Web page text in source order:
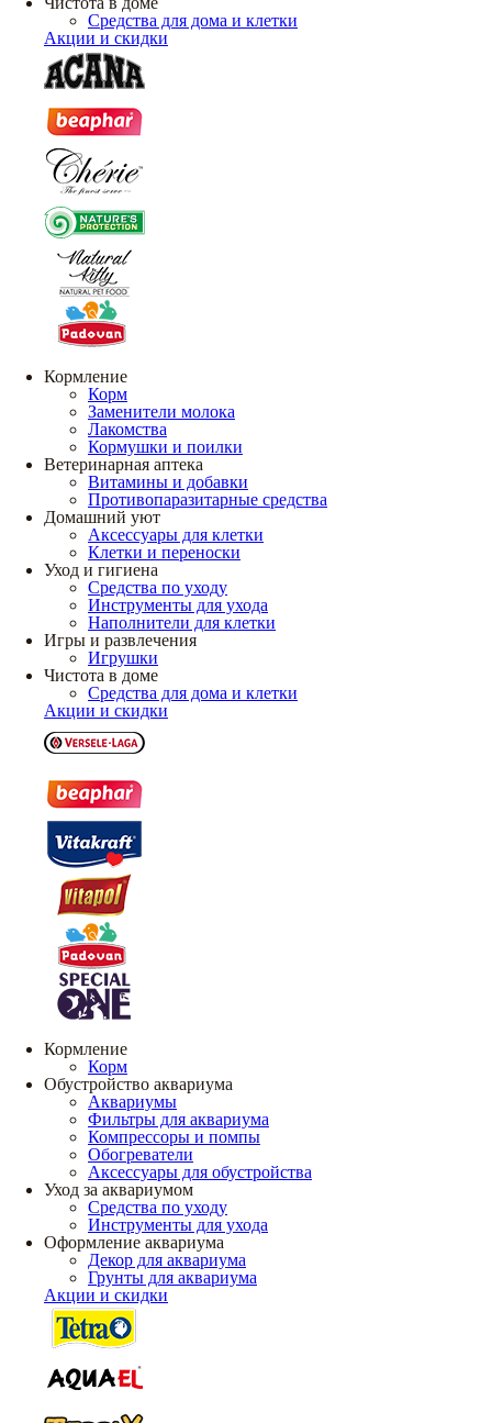
Средства для дома и клетки
Акции и скидки
Кормление
Корм
Заменители молока
Лакомства
Кормушки и поилки
Ветеринарная аптека
Витамины и добавки
Противопаразитарные средства
Домашний уют
Аксессуары для клетки
Клетки и переноски
Уход и гигиена
Средства по уходу
Инструменты для ухода
Наполнители для клетки
Игры и развлечения
Игрушки
Чистота в доме
Средства для дома и клетки
Акции и скидки
Кормление
Корм
Обустройство аквариума
Аквариумы
Фильтры для аквариума
Компрессоры и помпы
Обогреватели
Аксессуары для обустройства
Уход за аквариумом
Средства по уходу
Инструменты для ухода
Оформление аквариума
Декор для аквариума
Грунты для аквариума
Акции и скидки